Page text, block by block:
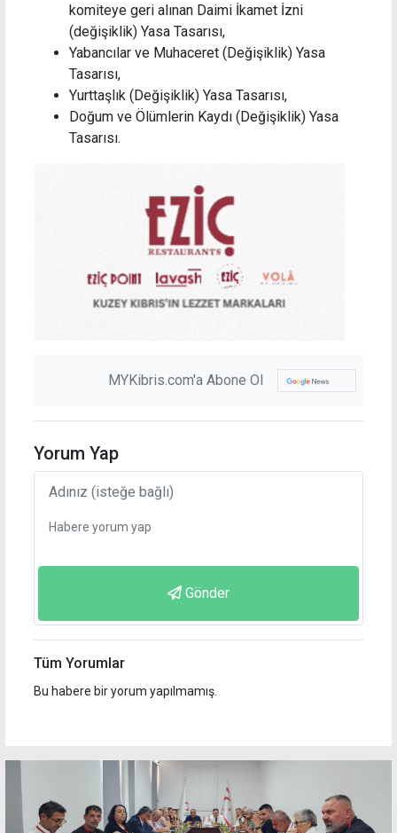
komiteye geri alınan Daimi İkamet İzni
(değişiklik) Yasa Tasarısı,
Yabancılar ve Muhaceret (Değişiklik) Yasa
Tasarısı,
Yurttaşlık (Değişiklik) Yasa Tasarısı,
Doğum ve Ölümlerin Kaydı (Değişiklik) Yasa
Tasarısı.
MYKibris.com'a Abone Ol
Yorum Yap
Gönder
Tüm Yorumlar
Bu habere bir yorum yapılmamış.